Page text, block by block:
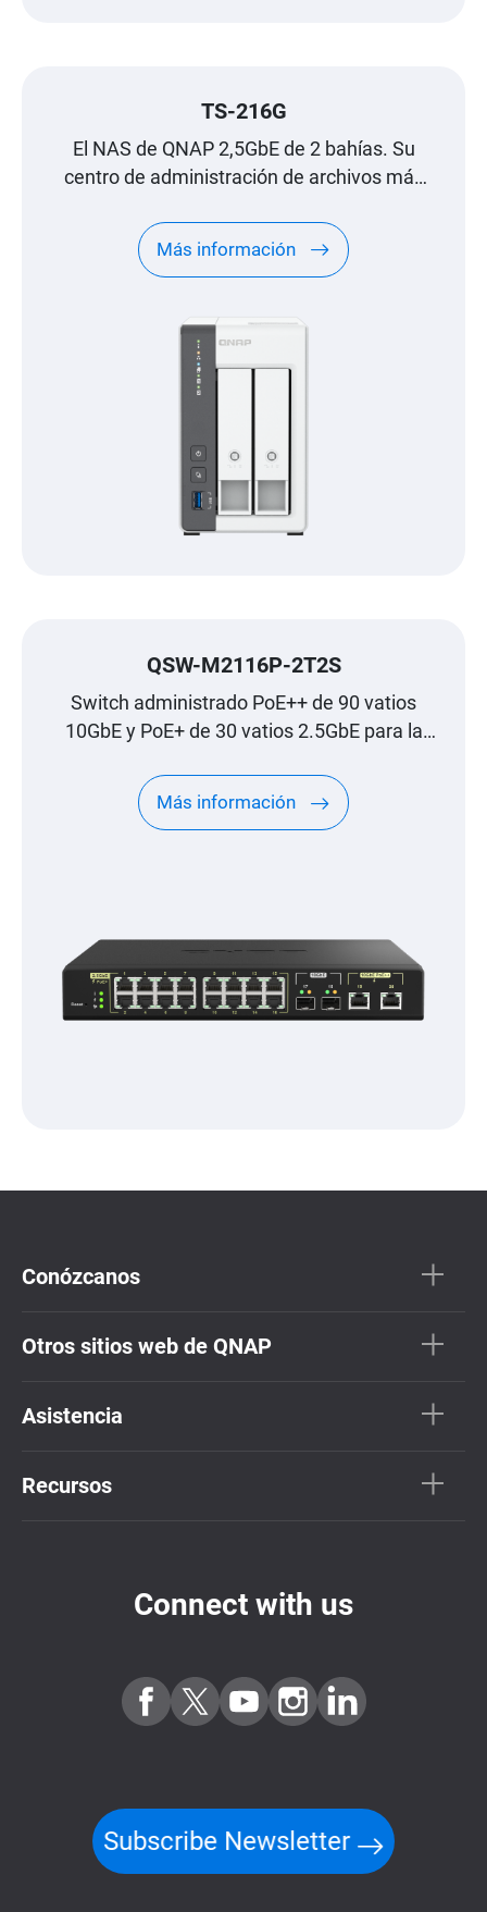
TS-216G
El NAS de QNAP 2,5GbE de 2 bahías. Su
centro de administración de archivos más
Más información
QSW-M2116P-2T2S
Switch administrado PoE++ de 90 vatios
10GbE y PoE+ de 30 vatios 2.5GbE para la
Más información
Conózcanos
Otros sitios web de QNAP
Asistencia
Recursos
Connect with us
Subscribe Newsletter